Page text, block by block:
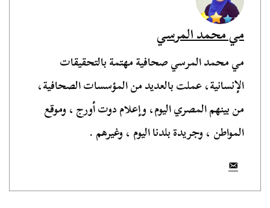
مي محمد المرسي
مي محمد المرسي صحافية مهتمة بالتحقيقات
الإنسانية، عملت بالعديد من المؤسسات الصحافية،
من بينهم المصري اليوم، وإعلام دوت أورج ، وموقع
المواطن ، وجريدة بلدنا اليوم ، وغيرهم .